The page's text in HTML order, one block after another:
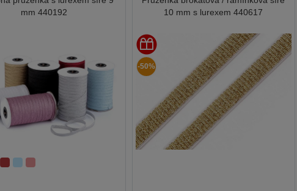
mm 440192
10 mm s lurexem 440617
-50%